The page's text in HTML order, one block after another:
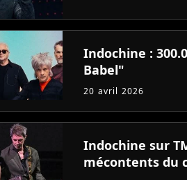
Indochine :
Babel"
20 avril 2026
Indochine sur
mécontents du